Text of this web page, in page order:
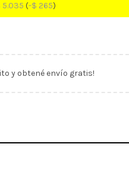
5.035 (-$ 265)
y obtené envío gratis!